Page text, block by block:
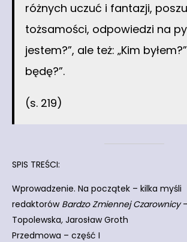
różnych uczuć i fantazji,
tożsamości, odpowiedzi na
jestem?”, ale też: „Kim
będę?”.
(s. 219)
SPIS TREŚCI:
Wprowadzenie. Na początek – kilka myśli
redaktorów Bardzo Zmiennej Czarownicy
Topolewska, Jarosław Groth
Przedmowa – część I